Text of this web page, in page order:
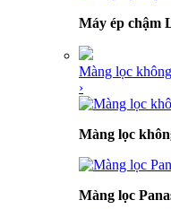
Máy ép chậm
Màng lọc
›
Màng lọc
Màng lọc